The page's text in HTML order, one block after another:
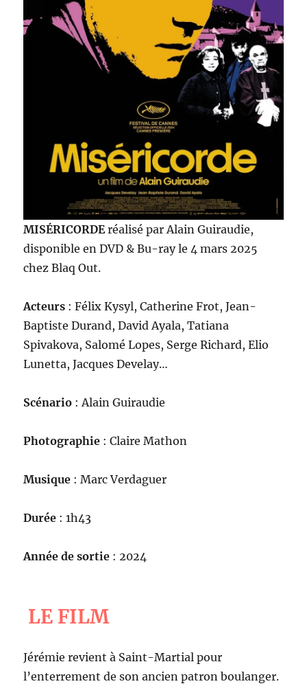
MISÉRICORDEréalisé par Alain Guiraudie,
disponible en DVD & Bu-ray le 4 mars 2025
chez Blaq Out.
Acteurs : Félix Kysyl, Catherine Frot, Jean-
Baptiste Durand, David Ayala, Tatiana
Spivakova, Salomé Lopes, Serge Richard, Elio
Lunetta, Jacques Develay…
Scénario : Alain Guiraudie
Photographie : Claire Mathon
Musique : Marc Verdaguer
Durée : 1h43
Année de sortie : 2024
LE FILM
Jérémie revient à Saint-Martial pour
l’enterrement de son ancien patron boulanger.